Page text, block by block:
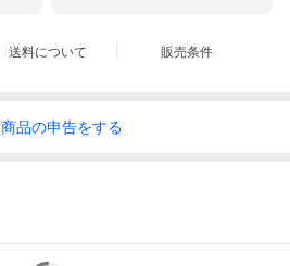
送料について 販売条件
商品の申告をする